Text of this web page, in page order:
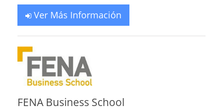
Ver Más Información
FENA Business School